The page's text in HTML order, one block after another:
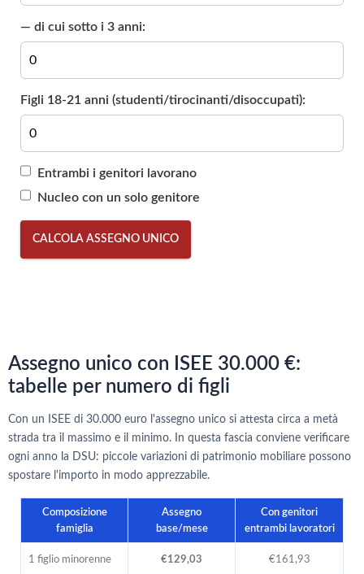
— di cui sotto i 3 anni:
Figli 18-21 anni (studenti/tirocinanti/disoccupati):
Entrambi i genitori lavorano
Nucleo con un solo genitore
CALCOLA ASSEGNO UNICO
Assegno unico con ISEE 30.000 €:
tabelle per numero di figli
Con un ISEE di 30.000 euro l'assegno unico si attesta circa a metà
strada tra il massimo e il minimo. In questa fascia conviene verificare
ogni anno la DSU: piccole variazioni di patrimonio mobiliare possono
spostare l'importo in modo apprezzabile.
Composizione
famiglia
Assegno
base/mese
Con genitori
entrambi lavoratori
1 figlio minorenne €129,03 €161,93